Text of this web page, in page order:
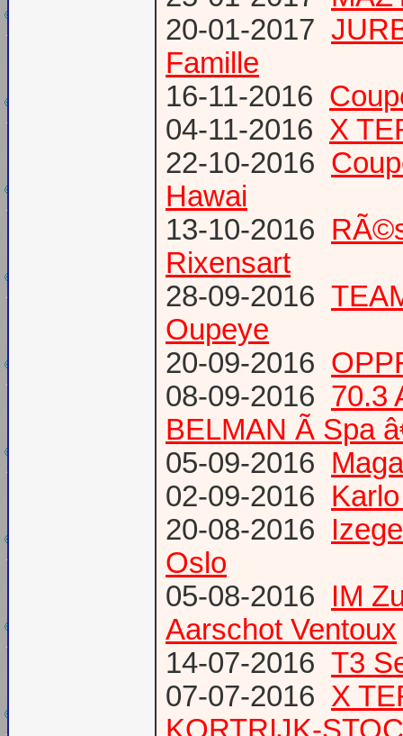
20-01-2017
Famille
16-11-2016
04-11-2016 X
22-10-2016
Hawai
13-10-2016
Rixensart
28-09-2016
Oupeye
20-09-2016
08-09-2016 70.3
BELMAN Ã Spa
05-09-2016
02-09-2016
20-08-2016
Oslo
05-08-2016 IM
Aarschot Ventoux
14-07-2016 T3
07-07-2016 X